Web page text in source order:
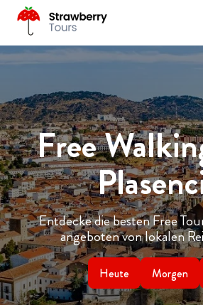
Free
Entdecke die besten Free
angeboten von lokalen
Heute Morgen